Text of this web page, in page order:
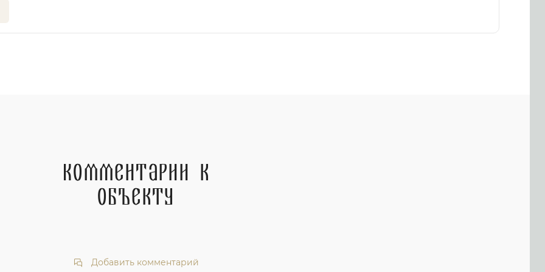
Комментарии к
объекту
Добавить комментарий